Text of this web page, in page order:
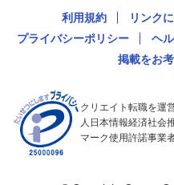
利用規約 リンク
プライバシーポリシー
ヘ
掲載をお
クリエイト転職を運
人日本情報経済社会
マーク使用許諾事業